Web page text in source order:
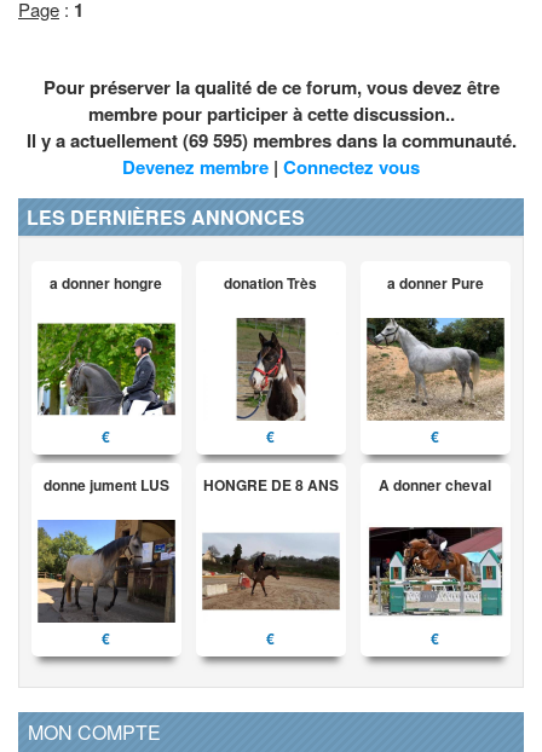
Page : 1
Pour préserver la qualité de ce forum, vous devez être
membre pour participer à cette discussion..
Il y a actuellement (69 595) membres dans la communauté.
Devenez membre | Connectez vous
LES DERNIÈRES ANNONCES
a donner hongre
€
donation Très
€
a donner Pure
€
donne jument LUS
€
HONGRE DE 8 ANS
€
A donner cheval
€
MON COMPTE